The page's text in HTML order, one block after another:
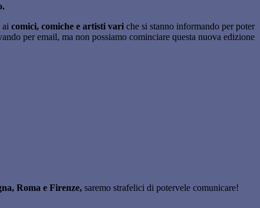
ai comici, comiche e artisti vari che si stanno informando per poter
per email, ma non possiamo cominciare questa nuova edizione
Roma e Firenze, saremo strafelici di potervele comunicare!